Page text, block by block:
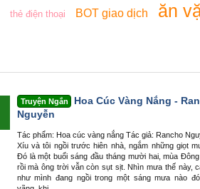
thẻ điện thoại BOT giao dịch ăn
Truyện Ngắn
Hoa Cúc Vàng Nắng -
Nguyễn
Tác phẩm: Hoa cúc vàng nắng Tác giả: Rancho
Xíu và tôi ngồi trước hiên nhà, ngắm những giọt
Đó là một buổi sáng đầu tháng mười hai, mùa
rồi mà ông trời vẫn còn sụt sịt. Nhìn mưa thế này,
như mình đang ngồi trong một sáng mưa nào